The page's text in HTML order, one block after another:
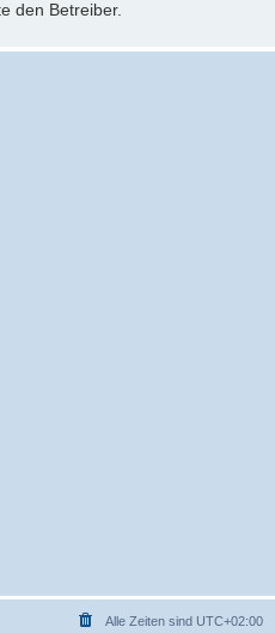
den Betreiber.
Alle Zeiten sind UTC+02:00